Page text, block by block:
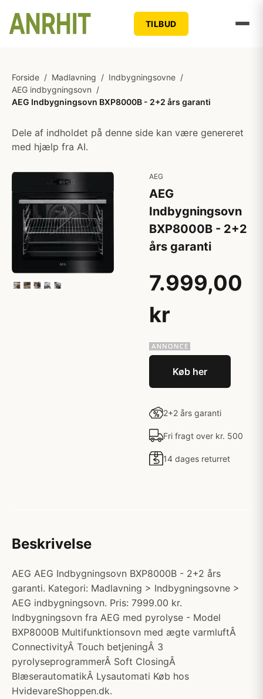
TILBUD
Forside / Madlavning / Indbygningsovne /
AEG indbygningsovn /
AEG Indbygningsovn BXP8000B - 2+2 års garanti
Dele af indholdet på denne side kan være genereret
med hjælp fra AI.
AEG
AEG
Indbygningsovn
BXP8000B - 2+2
års garanti
7.999,00
kr
Køb her
2+2 års garanti
Fri fragt over kr. 500
14 dages returret
Beskrivelse
AEG AEG Indbygningsovn BXP8000B - 2+2 års
garanti. Kategori: Madlavning > Indbygningsovne >
AEG indbygningsovn. Pris: 7999.00 kr.
Indbygningsovn fra AEG med pyrolyse - Model
BXP8000B Multifunktionsovn med ægte varmluftÂ
ConnectivityÂ Touch betjeningÂ 3
pyrolyseprogrammerÂ Soft ClosingÂ
BlæserautomatikÂ Lysautomati Køb hos
HvidevareShoppen.dk.